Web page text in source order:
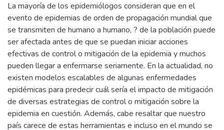
La mayoría de los epidemiólogos consideran que en el
evento de epidemias de orden de propagación mundial que
se transmiten de humano a humano, ? de la población puede
ser afectada antes de que se puedan iniciar acciones
efectivas de control o mitigación de la epidemia y muchos
pueden llegar a enfermarse seriamente. En la actualidad, no
existen modelos escalables de algunas enfermedades
epidémicas para predecir cuál sería el impacto de mitigación
de diversas estrategias de control o mitigación sobre la
epidemia en cuestión. Además, cabe resaltar que nuestro
país carece de estas herramientas e incluso en el mundo se